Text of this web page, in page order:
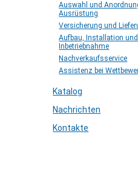
Auswahl und
Ausrüstung
Versicherung und
Aufbau, Installation und
Inbetriebnahme
Nachverkaufsservice
Assistenz bei
Katalog
Nachrichten
Kontakte